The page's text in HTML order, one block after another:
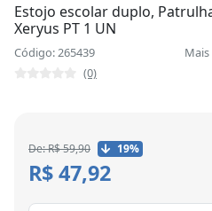
Estojo escolar duplo,
Xeryus PT 1 UN
Código: 265439
(0)
De: R$ 59,90 19%
R$ 47,92